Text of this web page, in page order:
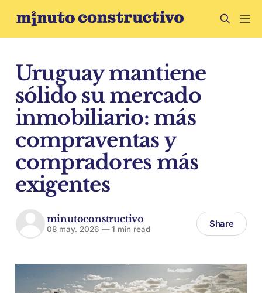
Uruguay mantiene
sólido su mercado
inmobiliario: más
compraventas y
compradores más
exigentes
minutoconstructivo
08 may. 2026 —1 min read Share